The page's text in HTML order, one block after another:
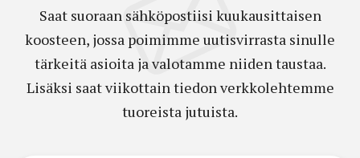
Saat suoraan sähköpostiisi kuukausittaisen
koosteen, jossa poimimme uutisvirrasta sinulle
tärkeitä asioita ja valotamme niiden taustaa.
Lisäksi saat viikottain tiedon verkkolehtemme
tuoreista jutuista.